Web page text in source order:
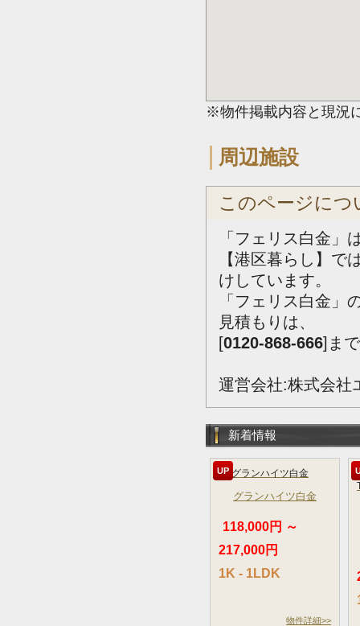
※物件掲載内容と現況
周辺施設
このページにつ
「フェリス白金」
【港区暮らし】で
けしています。
「フェリス白金」
見積もりは、
[0120-868-666]ま
運営会社:株式会社
新着情報
UP
グランハイツ白金
118,000円 ～
217,000円
1K - 1LDK
物件詳細>>